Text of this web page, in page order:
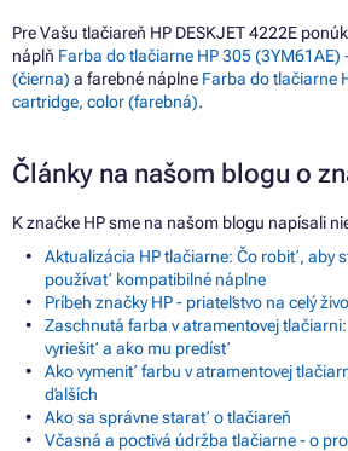
Pre Vašu tlačiareň HP DESKJET 4222E
náplň Farba do tlačiarne HP 305 (3YM61AE)
(čierna) a farebné náplne Farba do tlačiarne
cartridge, color (farebná).
Články na našom blogu o
K značke HP sme na našom blogu napísali
Aktualizácia HP tlačiarne: Čo robiť, aby
používať kompatibilné náplne
Príbeh značky HP - priateľstvo na celý
Zaschnutá farba v atramentovej
vyriešiť a ako mu predísť
Ako vymeniť farbu v atramentovej
ďalších
Ako sa správne starať o tlačiareň
Včasná a poctivá údržba tlačiarne - o